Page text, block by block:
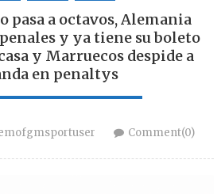
pasa a octavos, Alemania
y ya tiene su boleto
y Marruecos despide a
en penaltys
Comment(0)